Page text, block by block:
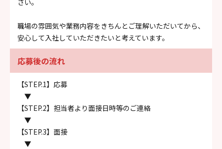
職場の雰囲気や業務内容をきちんとご理解いただいてから、
安心して入社していただきたいと考えています。
応募後の流れ
【STEP.1】応募
▼
【STEP.2】担当者より面接日時等のご連絡
▼
【STEP.3】面接
▼